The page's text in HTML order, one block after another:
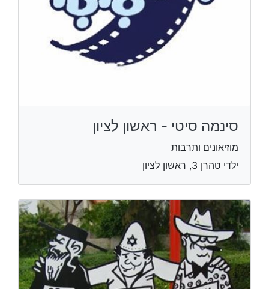
סינמה סיטי - ראשון לציון
מוזיאונים ותרבות
ילדי טהרן 3, ראשון לציון